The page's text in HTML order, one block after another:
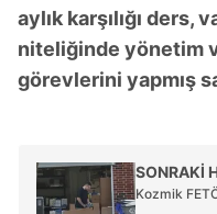
6698 sayılı Kişisel
hazırlanmış Aydınlatma
ilgili mevzuata uygun
aylık karşılığı ders,
niteliğinde yönetim
görevlerini yapmış
SONRAKİ
Kozmik